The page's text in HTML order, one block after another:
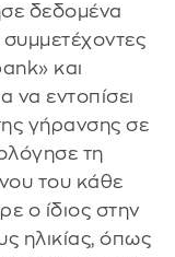
δεδομένα
και
να εντοπίσει
γήρανσης σε
τη
του κάθε
ο ίδιος στην
ηλικίας, όπως